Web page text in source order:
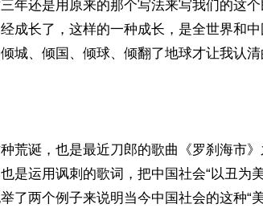
年还是用原来的那个写法来写我们的这
成长了，这样的一种成长，是全世界和
城、倾国、倾球、倾翻了地球才让我认清
荒诞，也是最近刀郎的歌曲《罗刹海市
是运用讽刺的歌词，把中国社会“以丑为
了两个例子来说明当今中国社会的这种“